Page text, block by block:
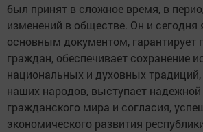
был принят в сложное время, в
изменений в обществе. Он и
основным документом, гарантирует
граждан, обеспечивает сохранение
национальных и духовных традиций,
наших народов, выступает
гражданского мира и согласия,
экономического развития